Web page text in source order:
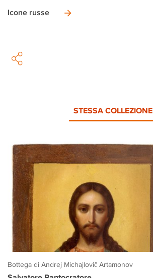
Icone russe
STESSA COLLEZIONE
Bottega di Andrej Michajlovič Artamonov